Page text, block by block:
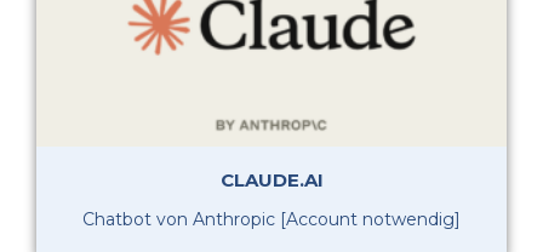
CLAUDE.AI
Chatbot von Anthropic [Account notwendig]